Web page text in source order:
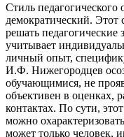
Стиль
демократический. Этот
решать педагогические
учитывает
личный опыт,
И.Ф. Нижегородцев
обучающимися, не
объективен в оценках,
контактах. По сути,
можно
может только человек,